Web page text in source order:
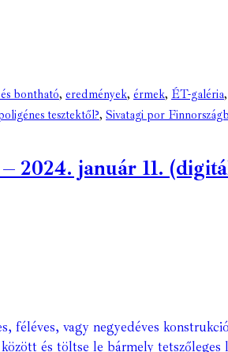
bontható, eredmények, érmek, ÉT-galéria,
tesztektől?, Sivatagi por
2024. január 11.
féléves, vagy negyedéves
és töltse le bármely tetszőleges